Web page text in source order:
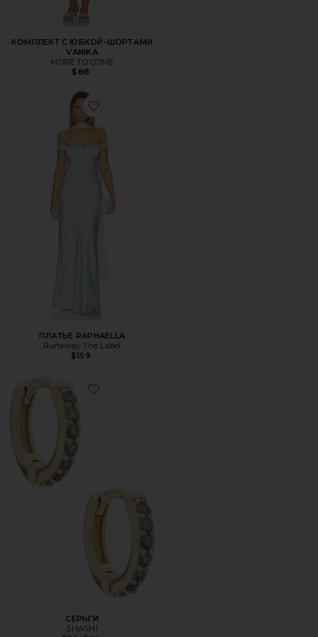
КОМПЛЕКТ С ЮБКОЙ-ШОРТАМИ
VANIKA
MORE TO COME
$88
Favorite ПЛАТЬЕ RAPHAELLA
ПЛАТЬЕ RAPHAELLA
Runaway The Label
$159
Favorite СЕРЬГИ
СЕРЬГИ
SHASHI